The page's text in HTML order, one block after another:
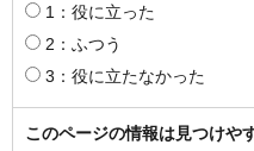
1：役に立った
2：ふつう
3：役に立たなかった
このページの情報は見つけや